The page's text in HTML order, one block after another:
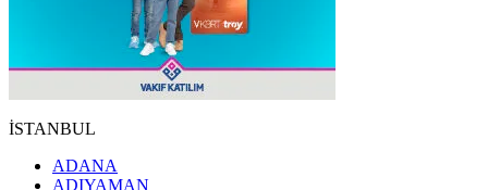
İSTANBUL
ADANA
ADIYAMAN